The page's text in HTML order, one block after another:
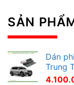
SẢN
Dán
Trung